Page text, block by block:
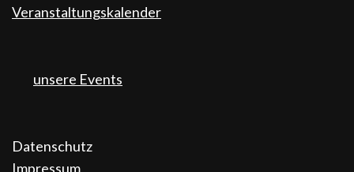
Veranstaltungskalender
unsere Events
Datenschutz
Impressum